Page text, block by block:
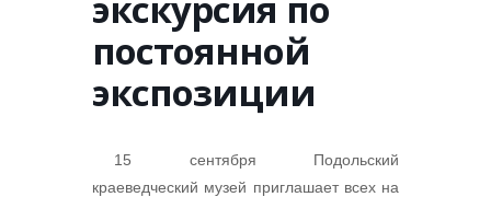
постоянной
экспозиции
15 сентября Подольский
краеведческий музей приглашает всех на